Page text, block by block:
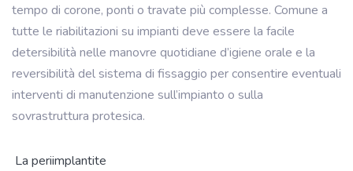
tempo di corone, ponti o travate più complesse. Comune a
tutte le riabilitazioni su impianti deve essere la facile
detersibilità nelle manovre quotidiane d’igiene orale e la
reversibilità del sistema di fissaggio per consentire eventuali
interventi di manutenzione sull’impianto o sulla
sovrastruttura protesica.
La periimplantite